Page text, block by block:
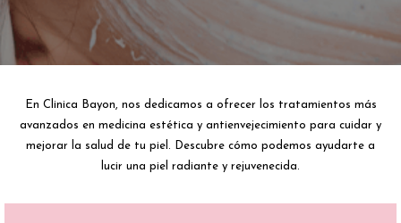
En Clinica Bayon, nos dedicamos a ofrecer los tratamientos más
avanzados en medicina estética y antienvejecimiento para cuidar y
mejorar la salud de tu piel. Descubre cómo podemos ayudarte a
lucir una piel radiante y rejuvenecida.